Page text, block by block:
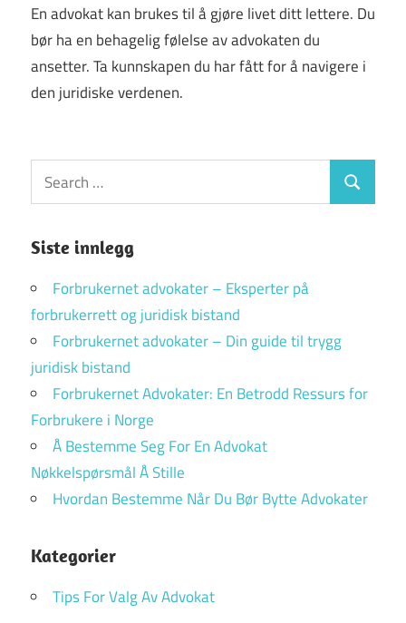
En advokat kan brukes til å gjøre livet ditt lettere. Du
bør ha en behagelig følelse av advokaten du
ansetter. Ta kunnskapen du har fått for å navigere i
den juridiske verdenen.
Search
for:
Search
Siste innlegg
Forbrukernet advokater – Eksperter på
forbrukerrett og juridisk bistand
Forbrukernet advokater – Din guide til trygg
juridisk bistand
Forbrukernet Advokater: En Betrodd Ressurs for
Forbrukere i Norge
Å Bestemme Seg For En Advokat
Nøkkelspørsmål Å Stille
Hvordan Bestemme Når Du Bør Bytte Advokater
Kategorier
Tips For Valg Av Advokat